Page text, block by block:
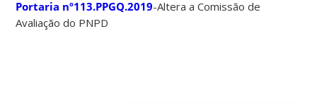
Portaria nº113.PPGQ.2019-Altera a Comissão de
Avaliação do PNPD